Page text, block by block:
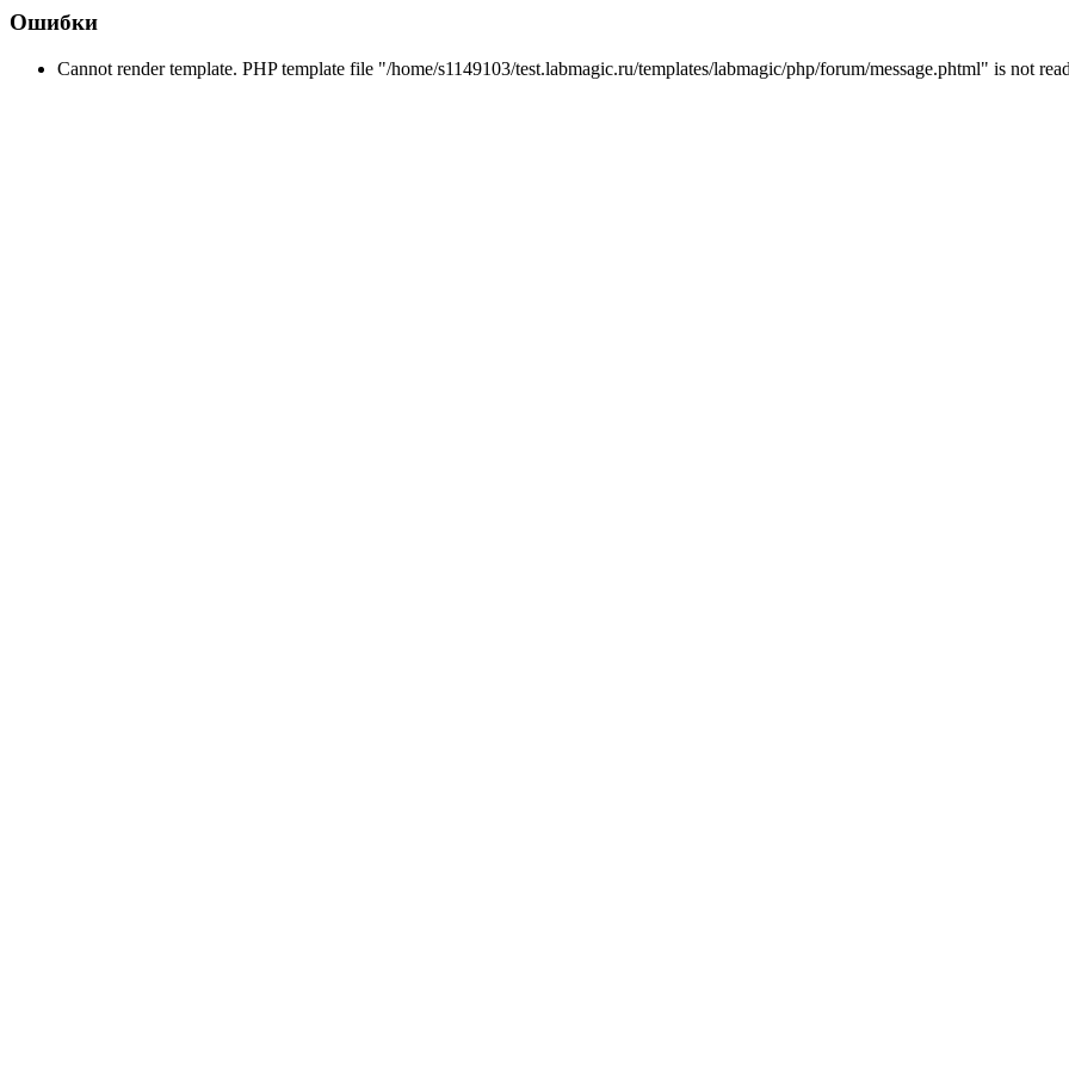
Ошибки
Cannot render template. PHP template file "/home/s1149103/test.labmagic.ru/templates/labmagic/php/forum/message.phtml" is not